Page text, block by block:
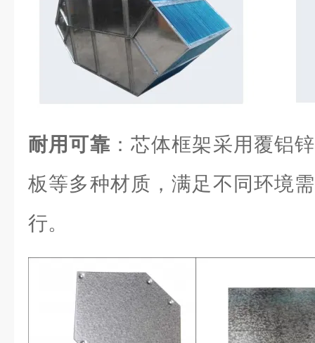
耐用可靠 ：芯体框架采用覆铝
板等多种材质，满足不同环境
行。